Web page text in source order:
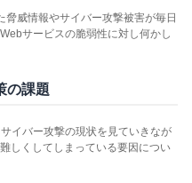
脅威情報やサイバー攻撃被害が毎日
サービスの脆弱性に対し何かし
の課題
イバー攻撃の現状を見ていきなが
しくしてしまっている要因につい